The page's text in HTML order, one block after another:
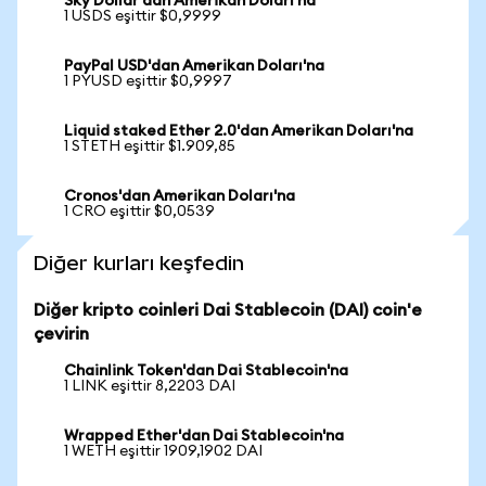
1 USDS eşittir $0,9999
PayPal USD'dan Amerikan Doları'na
1 PYUSD eşittir $0,9997
Liquid staked Ether 2.0'dan Amerikan Doları'na
1 STETH eşittir $1.909,85
Cronos'dan Amerikan Doları'na
1 CRO eşittir $0,0539
Diğer kurları keşfedin
Diğer kripto coinleri Dai Stablecoin (DAI) coin'e
çevirin
Chainlink Token'dan Dai Stablecoin'na
1 LINK eşittir 8,2203 DAI
Wrapped Ether'dan Dai Stablecoin'na
1 WETH eşittir 1909,1902 DAI